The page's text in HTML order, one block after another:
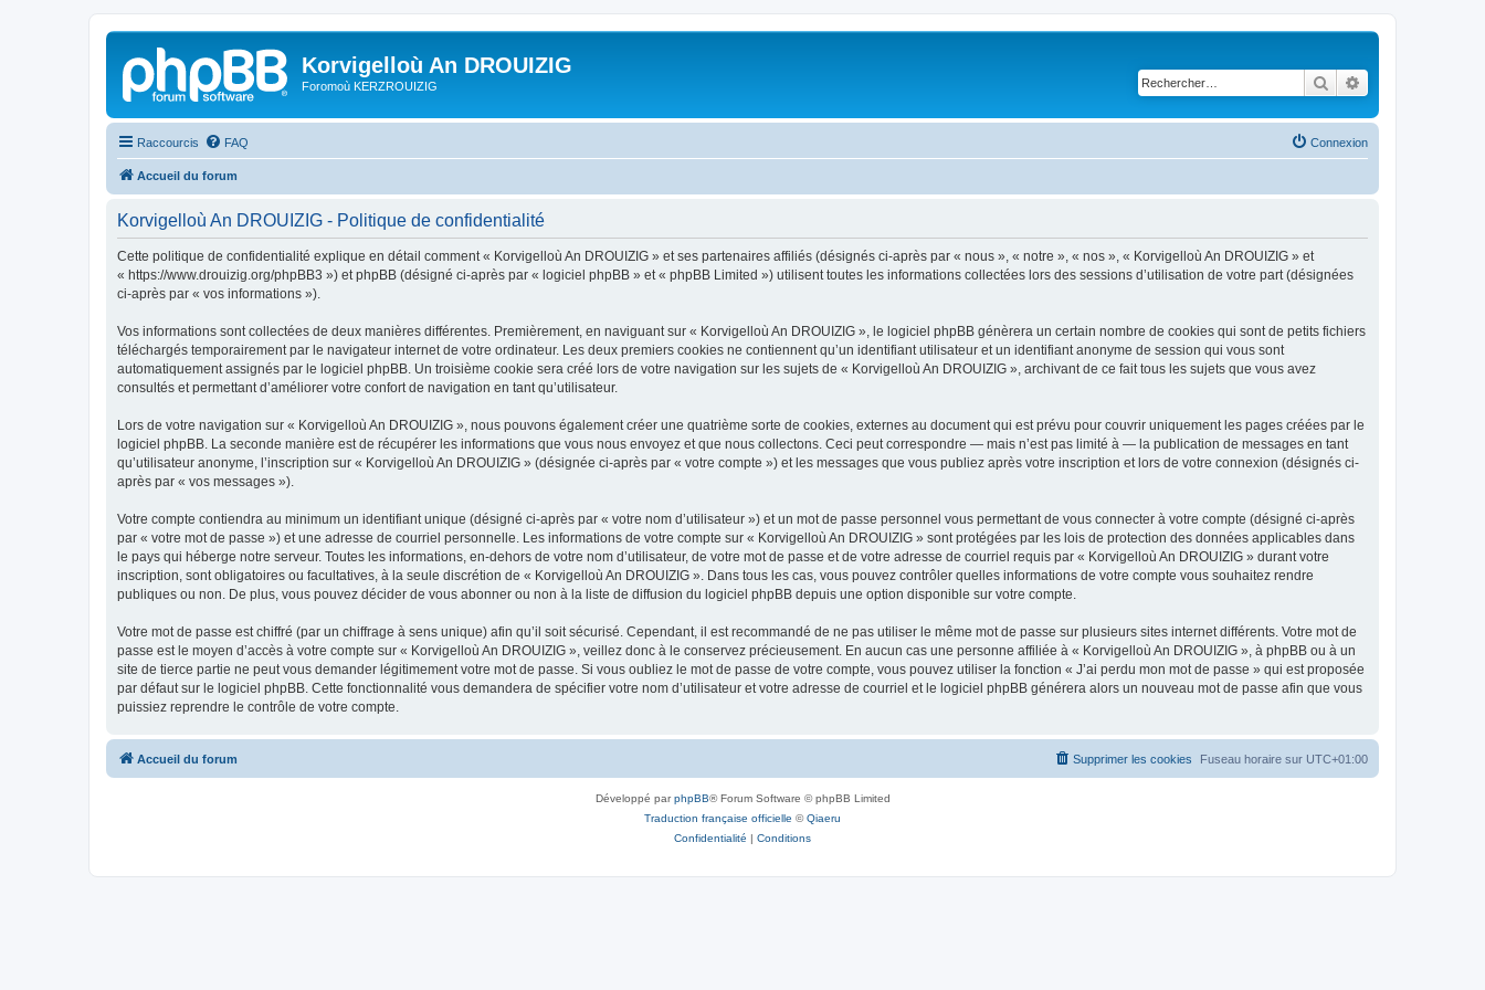
Korvigelloù An DROUIZIG
Foromoù KERZROUIZIG Rechercher
Raccourcis FAQ Connexion
Accueil du forum
Korvigelloù An DROUIZIG - Politique de confidentialité
Cette politique de confidentialité explique en détail comment « Korvigelloù An DROUIZIG » et ses partenaires affiliés (désignés ci-après par « nous », « notre », « nos », « Korvigelloù An DROUIZIG » et
« https://www.drouizig.org/phpBB3 ») et phpBB (désigné ci-après par « logiciel phpBB » et « phpBB Limited ») utilisent toutes les informations collectées lors des sessions d’utilisation de votre part (désignées
ci-après par « vos informations »).
Vos informations sont collectées de deux manières différentes. Premièrement, en naviguant sur « Korvigelloù An DROUIZIG », le logiciel phpBB génèrera un certain nombre de cookies qui sont de petits fichiers
téléchargés temporairement par le navigateur internet de votre ordinateur. Les deux premiers cookies ne contiennent qu’un identifiant utilisateur et un identifiant anonyme de session qui vous sont
automatiquement assignés par le logiciel phpBB. Un troisième cookie sera créé lors de votre navigation sur les sujets de « Korvigelloù An DROUIZIG », archivant de ce fait tous les sujets que vous avez
consultés et permettant d’améliorer votre confort de navigation en tant qu’utilisateur.
Lors de votre navigation sur « Korvigelloù An DROUIZIG », nous pouvons également créer une quatrième sorte de cookies, externes au document qui est prévu pour couvrir uniquement les pages créées par le
logiciel phpBB. La seconde manière est de récupérer les informations que vous nous envoyez et que nous collectons. Ceci peut correspondre — mais n’est pas limité à — la publication de messages en tant
qu’utilisateur anonyme, l’inscription sur « Korvigelloù An DROUIZIG » (désignée ci-après par « votre compte ») et les messages que vous publiez après votre inscription et lors de votre connexion (désignés ci-
après par « vos messages »).
Votre compte contiendra au minimum un identifiant unique (désigné ci-après par « votre nom d’utilisateur ») et un mot de passe personnel vous permettant de vous connecter à votre compte (désigné ci-après
par « votre mot de passe ») et une adresse de courriel personnelle. Les informations de votre compte sur « Korvigelloù An DROUIZIG » sont protégées par les lois de protection des données applicables dans
le pays qui héberge notre serveur. Toutes les informations, en-dehors de votre nom d’utilisateur, de votre mot de passe et de votre adresse de courriel requis par « Korvigelloù An DROUIZIG » durant votre
inscription, sont obligatoires ou facultatives, à la seule discrétion de « Korvigelloù An DROUIZIG ». Dans tous les cas, vous pouvez contrôler quelles informations de votre compte vous souhaitez rendre
publiques ou non. De plus, vous pouvez décider de vous abonner ou non à la liste de diffusion du logiciel phpBB depuis une option disponible sur votre compte.
Votre mot de passe est chiffré (par un chiffrage à sens unique) afin qu’il soit sécurisé. Cependant, il est recommandé de ne pas utiliser le même mot de passe sur plusieurs sites internet différents. Votre mot de
passe est le moyen d’accès à votre compte sur « Korvigelloù An DROUIZIG », veillez donc à le conservez précieusement. En aucun cas une personne affiliée à « Korvigelloù An DROUIZIG », à phpBB ou à un
site de tierce partie ne peut vous demander légitimement votre mot de passe. Si vous oubliez le mot de passe de votre compte, vous pouvez utiliser la fonction « J’ai perdu mon mot de passe » qui est proposée
par défaut sur le logiciel phpBB. Cette fonctionnalité vous demandera de spécifier votre nom d’utilisateur et votre adresse de courriel et le logiciel phpBB générera alors un nouveau mot de passe afin que vous
puissiez reprendre le contrôle de votre compte.
Accueil du forum Fuseau horaire sur UTC+01:00
Supprimer les cookies
Développé parphpBB® Forum Software © phpBB Limited
Traduction française officielle ©Qiaeru
Confidentialité | Conditions